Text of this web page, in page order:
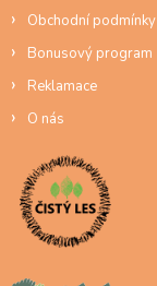
Obchodní podmínky
Bonusový program
Reklamace
O nás